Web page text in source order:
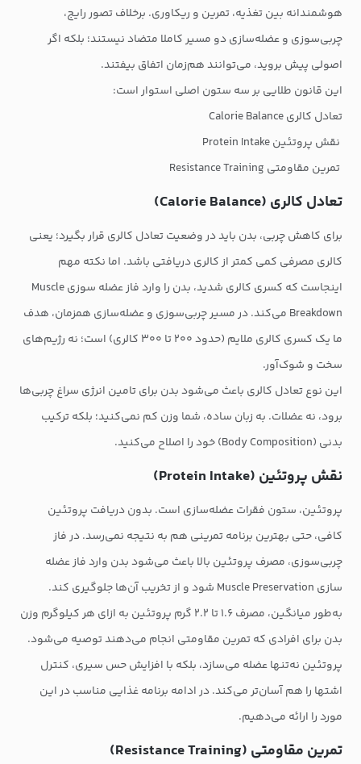
هوشمندانه بین تغذیه، تمرین و ریکاوری. برخلاف تصور رایج،
چربی‌سوزی و عضله‌سازی دو مسیر کاملا متضاد نیستند؛ بلکه اگر
اصولی پیش بروید، می‌توانند هم‌زمان اتفاق بیفتند.
این قانون طلایی بر سه ستون اصلی استوار است:
تعادل کالری Calorie Balance
نقش پروتئین Protein Intake
تمرین مقاومتی Resistance Training
تعادل کالری (Calorie Balance)
برای کاهش چربی، بدن باید در وضعیت تعادل کالری قرار بگیرد؛ یعنی
کالری مصرفی کمی کمتر از کالری دریافتی باشد. اما نکته مهم
اینجاست که کسری کالری شدید، بدن را وارد فاز عضله سوزی Muscle
Breakdown می‌کند. در مسیر چربی‌سوزی و عضله‌سازی همزمان، هدف
ما یک کسری کالری ملایم (حدود ۲۰۰ تا ۳۰۰ کالری) است؛ نه رژیم‌های
سخت و شوک‌آور.
این نوع تعادل کالری باعث می‌شود بدن برای تامین انرژی سراغ چربی‌ها
برود، نه عضلات. به زبان ساده، شما وزن کم نمی‌کنید؛ بلکه ترکیب
بدنی (Body Composition) خود را اصلاح می‌کنید.
نقش پروتئین (Protein Intake)
پروتئین، ستون فقرات عضله‌سازی است. بدون دریافت پروتئین
کافی، حتی بهترین برنامه تمرینی هم به نتیجه نمی‌رسد. در فاز
چربی‌سوزی، مصرف پروتئین بالا باعث می‌شود بدن وارد فاز عضله
سازی Muscle Preservation شود و از تخریب آن‌ها جلوگیری کند.
به‌طور میانگین، مصرف ۱.۶ تا ۲.۲ گرم پروتئین به ازای هر کیلوگرم وزن
بدن برای افرادی که تمرین مقاومتی انجام می‌دهند توصیه می‌شود.
پروتئین نه‌تنها عضله می‌سازد، بلکه با افزایش حس سیری، کنترل
اشتها را هم آسان‌تر می‌کند. در ادامه برنامه غذایی مناسب در این
مورد را ارائه می‌دهیم.
تمرین مقاومتی (Resistance Training)